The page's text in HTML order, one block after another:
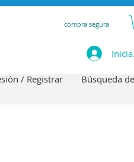
compra segura
/ Registrar Búsqueda